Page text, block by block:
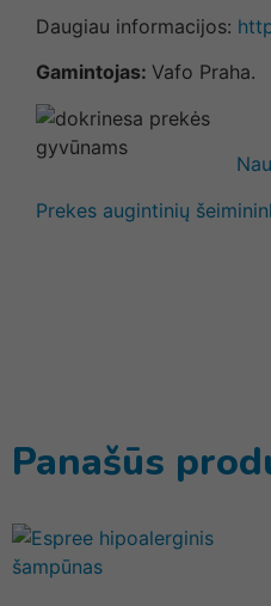
Daugiau informacijos:
Gamintojas: Vafo Praha.
Prekes augintinių
Panašūs